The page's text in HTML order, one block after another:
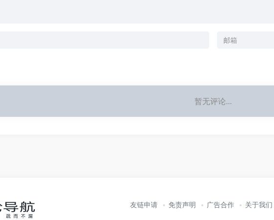
暂无评论...
友链申请 免责声明 广告合作 关于我们